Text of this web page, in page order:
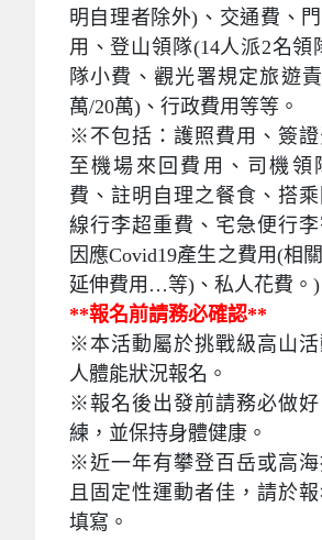
明自理者除外)、交通費、
用、登山領隊(14人派2名領
隊小費、觀光署規定旅遊
萬/20萬)、行政費用等等。
※不包括：護照費用、簽
至機場來回費用、司機領
費、註明自理之餐食、搭
線行李超重費、宅急便行李
因應Covid19產生之費用(相
延伸費用…等)、私人花費。)
**報名前請務必確認**
※本活動屬於挑戰級高山活
人體能狀況報名。
※報名後出發前請務必做好
練，並保持身體健康。
※近一年有攀登百岳或高
且固定性運動者佳，請於
填寫。